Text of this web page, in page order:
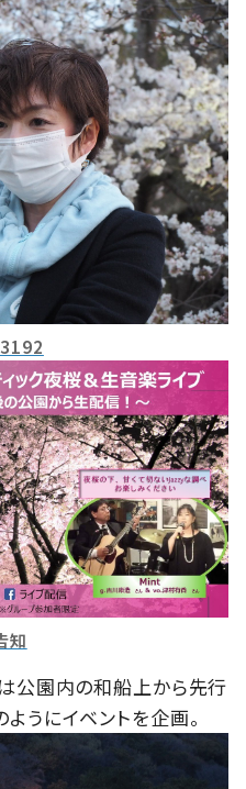
知
公園内の和船上から先行
うにイベントを企画。